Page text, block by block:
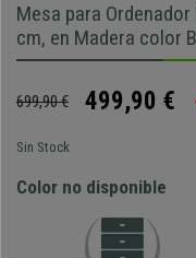
Mesa para
cm, en Madera color
699,90 € 499,90 €
Sin Stock
Color no disponible